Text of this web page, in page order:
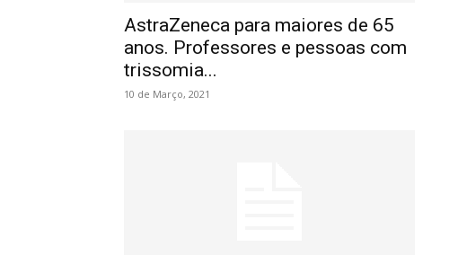
AstraZeneca para maiores de 65
anos. Professores e pessoas com
trissomia...
10 de Março, 2021